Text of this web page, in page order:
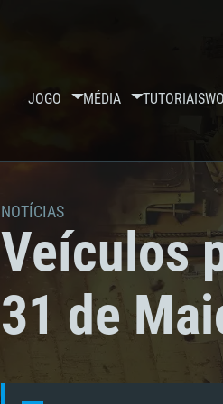
JOGO MÉDIA TUTORIAIS
NOTÍCIAS
Veículos
31 de